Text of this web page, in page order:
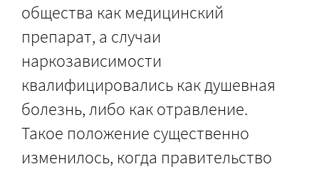
общества как медицинский
препарат, а случаи
наркозависимости
квалифицировались как душевная
болезнь, либо как отравление.
Такое положение существенно
изменилось, когда правительство